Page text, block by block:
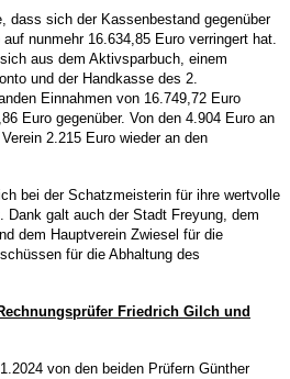
dass sich der Kassenbestand gegenüber
nunmehr 16.634,85 Euro verringert hat.
aus dem Aktivsparbuch, einem
und der Handkasse des 2.
Einnahmen von 16.749,72 Euro
Euro gegenüber. Von den 4.904 Euro an
2.215 Euro wieder an den
bei der Schatzmeisterin für ihre wertvolle
Dank galt auch der Stadt Freyung, dem
dem Hauptverein Zwiesel für die
für die Abhaltung des
Friedrich Gilch und
von den beiden Prüfern Günther